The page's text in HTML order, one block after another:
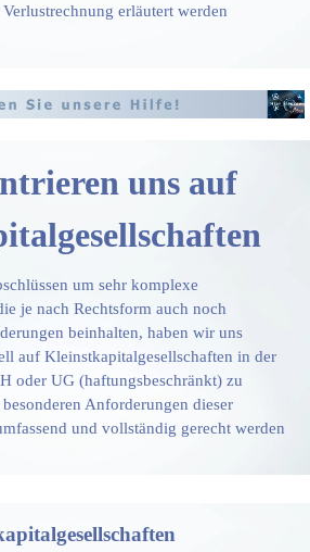
erläutert werden
uns auf
um sehr komplexe
je nach Rechtsform auch noch
beinhalten, haben wir uns
auf Kleinstkapitalgesellschaften in der
oder UG (haftungsbeschränkt) zu
Anforderungen dieser
und vollständig gerecht werden